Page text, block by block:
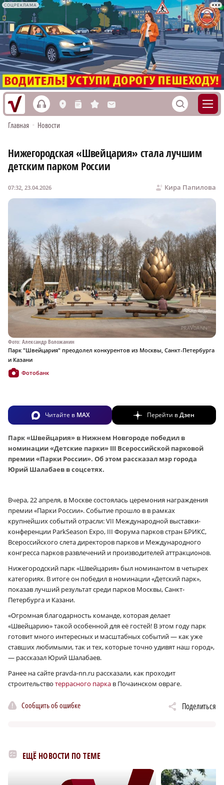
СОЦРЕКЛАМА
h L n s M S
Главная • Новости
Нижегородская «Швейцария» стала лучшим
детским парком России
Кира Папилова
07:32, 23.04.2026
Фото: Александр Воложанин
Парк "Швейцария" преодолел конкурентов из Москвы, Санкт-Петербурга
и Казани
Фотобанк
Читайте в MAX Перейти вДзен
Парк «Швейцария» в Нижнем Новгороде победил в
номинации «Детские парки» III Всероссийской парковой
премии «Парки России». Об этом рассказал мэр города
Юрий Шалабаев в соцсетях.
Вчера, 22 апреля, в Москве состоялась церемония награждения
премии «Парки России». Событие прошло в в рамках
крупнейших событий отрасли: VII Международной выставки-
конференции ParkSeason Expo, III Форума парков стран БРИКС,
Всероссийского слета директоров парков и Международного
конгресса парков развлечений и производителей аттракционов.
Нижегородский парк «Швейцария» был номинантом в четырех
категориях. В итоге он победил в номинации «Детский парк»,
показав лучший результат среди парков Москвы, Санкт-
Петербурга и Казани.
«Огромная благодарность команде, которая делает
«Швейцарию» такой особенной для её гостей! В этом году парк
готовит много интересных и масштабных событий — как уже
ставших любимыми, так и тех, которые точно удивят наш город»,
— рассказал Юрий Шалабаев.
Ранее на сайте pravda-nn.ru рассказали, как проходит
строительство террасного парка в Почаинском овраге.
Сообщить об ошибке Поделиться
ЕЩЁ НОВОСТИ ПО ТЕМЕ